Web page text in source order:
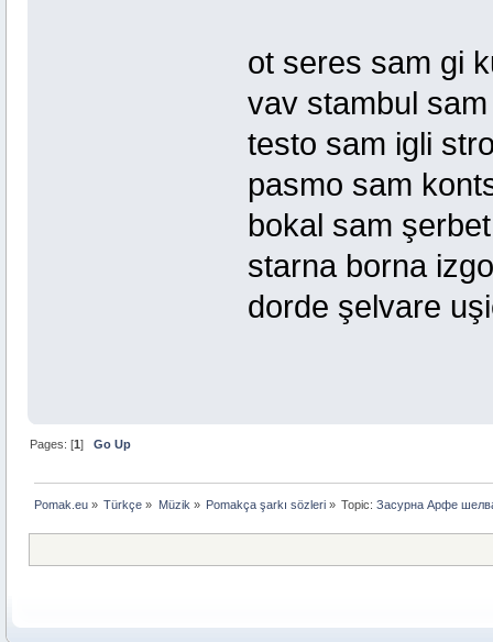
ot seres sam gi
vav stambul
testo sam igli
pasmo sam
bokal sam
starna borna
dorde şelvare
Pages: [1]Go Up
Pomak.eu » Türkçe » Müzik » Pomakça şarkı sözleri » Topic:Засурна Арфе